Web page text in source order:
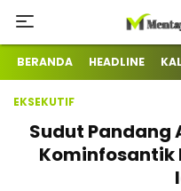
Terkini
BERANDA HEADLINE
EKSEKUTIF
Sudut Pandang
Kominfosantik